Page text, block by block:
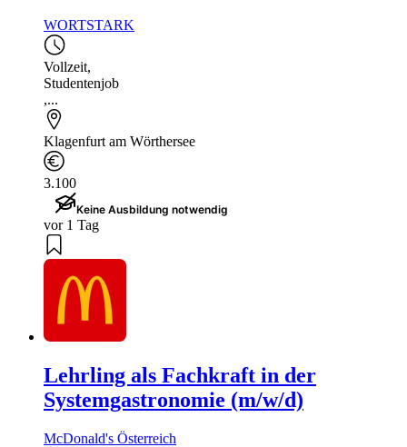
WORTSTARK
Vollzeit,
Studentenjob
,...
Klagenfurt am Wörthersee
3.100
Keine Ausbildung notwendig
vor 1 Tag
Lehrling als Fachkraft in der
Systemgastronomie (m/w/d)
McDonald's Österreich